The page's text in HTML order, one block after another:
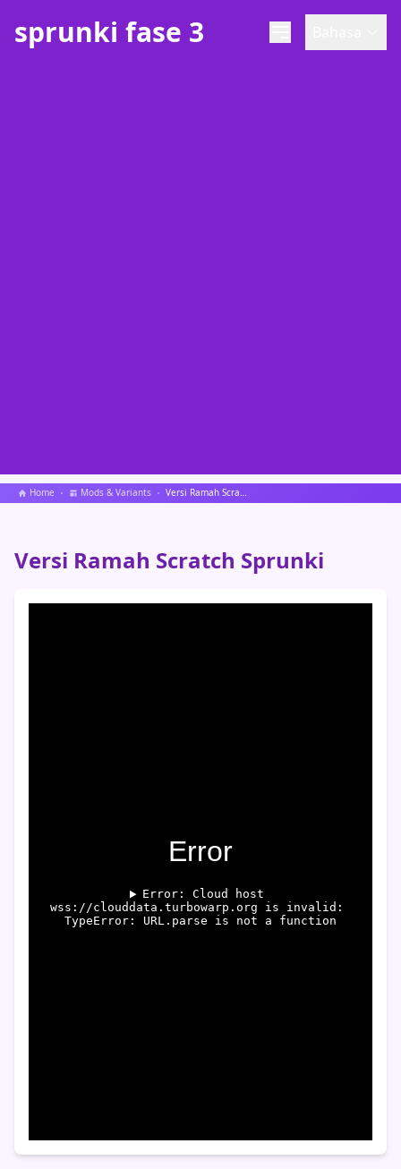
sprunki fase 3
Home Mods & Variants Versi Ramah Scratch Sprunki
Versi Ramah Scratch Sprunki